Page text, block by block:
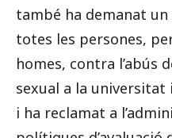
també ha demanat
totes les persones,
homes, contra l’abús
sexual a la universitat
i ha reclamat a